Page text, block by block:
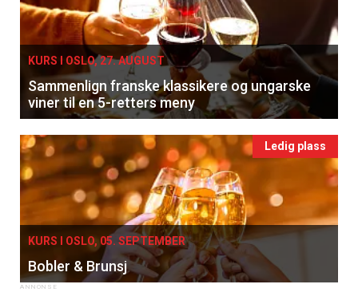
tilsendt.
Registrer deg
KURS I OSLO, 27. AUGUST
Sammenlign franske klassikere og ungarske
viner til en 5-retters meny
Ledig plass
KURS I OSLO, 05. SEPTEMBER
Bobler & Brunsj